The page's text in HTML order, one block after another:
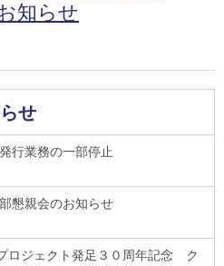
知らせ
せ
行業務の一部停止
懇親会のお知らせ
ロジェクト発足３０周年記念 ク